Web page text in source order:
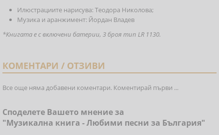
Илюстрациите нарисува: Теодора Николова;
Музика и аранжимент: Йордан Владев
*Книгата е с включени батерии, 3 броя тип LR 1130.
КОМЕНТАРИ / ОТЗИВИ
Все още няма добавени коментари. Коментирай първи ...
Споделете Вашето мнение за
"Музикална книга - Любими песни за България"